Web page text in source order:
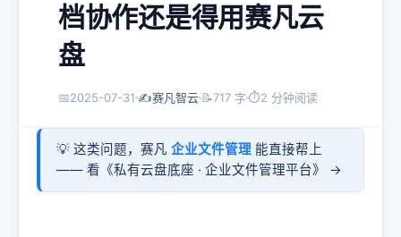
档协作还是得用赛凡云
盘
📅2025-07-31 ✍️赛凡智云 📝717 字 ⏱2 分钟阅读
💡 这类问题，赛凡 企业文件管理 能直接帮上
—— 看《私有云盘底座 · 企业文件管理平台》 →